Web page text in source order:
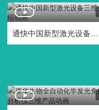
通快中国新型激光设备三维介绍动画